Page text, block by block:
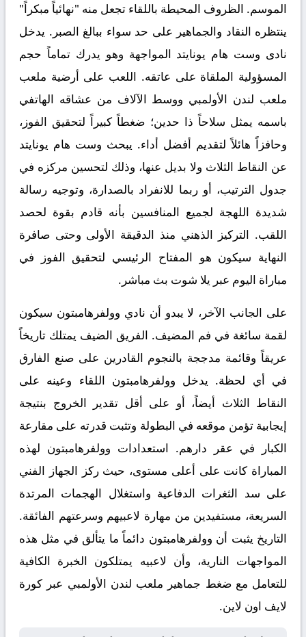
الموسم. الظروف المحيطة باللقاء تجعل منه "نهائياً مبكراً"
ينتظره النقاد والجماهير على حد سواء ببالغ الصبر. يدخل
نادى وست هام يونايتد المواجهة وهو يدرك تماماً حجم
المسؤولية الملقاة على عاتقه. اللعب على أرضية ملعب
ملعب لندن الأولمبي ووسط الآلاف من عشاقه الهاتفي
باسمه يمثل سلاحاً ذا حدين؛ ضغطاً كبيراً لتحقيق الفوز،
وحافزاً هائلاً لتقديم أفضل أداء. يبحث وست هام يونايتد
عن النقاط الثلاث ولا بديل عنها، وذلك لتحسين مركزه في
جدول الترتيب، أو ربما للانفراد بالصدارة، وتوجيه رسالة
شديدة اللهجة لجميع المنافسين بأنه قادم بقوة لحصد
اللقب. التركيز الذهني منذ الدقيقة الأولى وحتى صافرة
النهاية سيكون هو المفتاح الرئيسي لتحقيق الفوز في
مباراة اليوم عبر يلا شوت بث مباشر .
على الجانب الآخر، لا يبدو أن نادي وولفرهامبتون سيكون
لقمة سائغة في فم المضيف. الفريق الضيف يمتلك تاريخاً
عريقاً وقائمة مدججة بالنجوم القادرين على صنع الفارق
في أي لحظة. يدخل وولفرهامبتون اللقاء وعينه على
النقاط الثلاث أيضاً، أو على أقل تقدير الخروج بنتيجة
إيجابية تؤمن موقعه في البطولة وتثبت قدرته على مقارعة
الكبار في عقر دارهم. استعدادات وولفرهامبتون لهذه
المباراة كانت على أعلى مستوى، حيث ركز الجهاز الفني
على سد الثغرات الدفاعية واستغلال الهجمات المرتدة
السريعة، مستفيدين من مهارة لاعبيهم وسرعتهم الفائقة.
التاريخ يثبت أن وولفرهامبتون دائماً ما يتألق في مثل هذه
المواجهات النارية، وأن لاعبيه يمتلكون الخبرة الكافية
للتعامل مع ضغط جماهير ملعب لندن الأولمبي عبر كورة
لايف اون لاين.